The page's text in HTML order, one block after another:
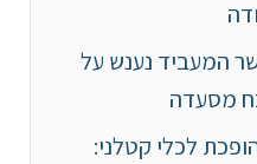
המעביד נענש על
מסעדה
20 שנה הופכת לכלי קטלני: